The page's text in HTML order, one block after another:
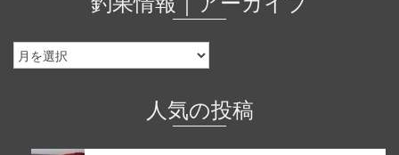
釣
果
人気の投稿